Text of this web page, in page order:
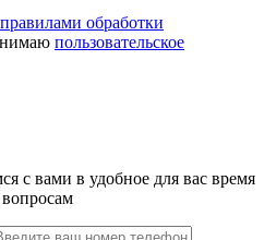
обработки
пользовательское
с вами в удобное для вас время